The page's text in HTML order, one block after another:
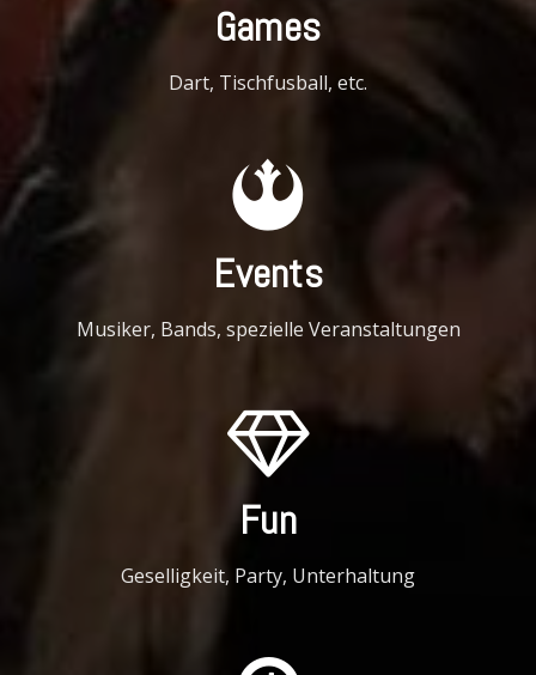
Games
Dart, Tischfusball, etc.
Events
Musiker, Bands, spezielle Veranstaltungen
Fun
Geselligkeit, Party, Unterhaltung